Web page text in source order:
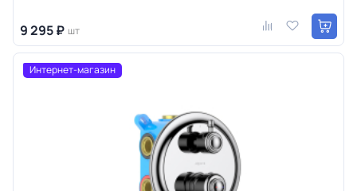
9 295 ₽ шт
Интернет-магазин